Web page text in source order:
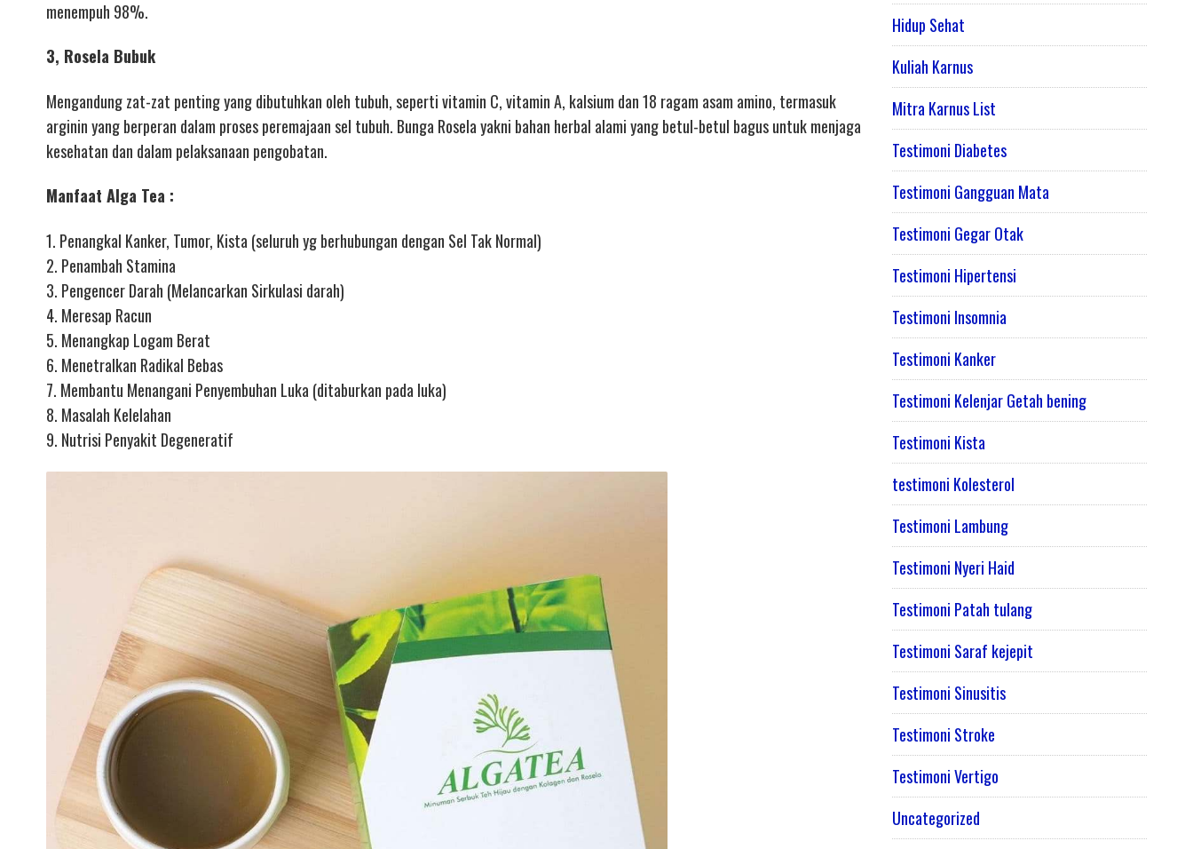
menempuh 98%.
3, Rosela Bubuk
Mengandung zat-zat penting yang dibutuhkan oleh tubuh, seperti vitamin C, vitamin A, kalsium dan 18 ragam asam amino, termasuk
arginin yang berperan dalam proses peremajaan sel tubuh. Bunga Rosela yakni bahan herbal alami yang betul-betul bagus untuk menjaga
kesehatan dan dalam pelaksanaan pengobatan.
Manfaat Alga Tea :
1. Penangkal Kanker, Tumor, Kista (seluruh yg berhubungan dengan Sel Tak Normal)
2. Penambah Stamina
3. Pengencer Darah (Melancarkan Sirkulasi darah)
4. Meresap Racun
5. Menangkap Logam Berat
6. Menetralkan Radikal Bebas
7. Membantu Menangani Penyembuhan Luka (ditaburkan pada luka)
8. Masalah Kelelahan
9. Nutrisi Penyakit Degeneratif
Hidup Sehat
Kuliah Karnus
Mitra Karnus List
Testimoni Diabetes
Testimoni Gangguan Mata
Testimoni Gegar Otak
Testimoni Hipertensi
Testimoni Insomnia
Testimoni Kanker
Testimoni Kelenjar Getah bening
Testimoni Kista
testimoni Kolesterol
Testimoni Lambung
Testimoni Nyeri Haid
Testimoni Patah tulang
Testimoni Saraf kejepit
Testimoni Sinusitis
Testimoni Stroke
Testimoni Vertigo
Uncategorized